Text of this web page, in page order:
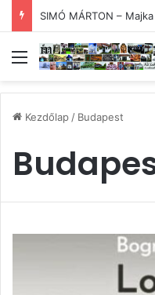
SIMÓ MÁRTON –
Menü
Kezdőlap/ Budapest